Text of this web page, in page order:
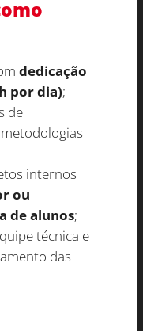
dedicação
por dia);
de
internos
ou
de alunos;
técnica e
das